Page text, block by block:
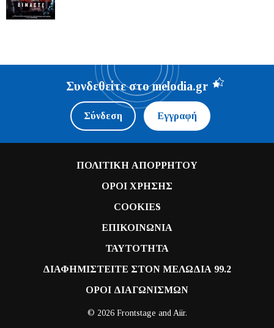
Συνδεθείτε στο melodia.gr
Σύνδεση Εγγραφή
ΠΟΛΙΤΙΚΗ ΑΠΟΡΡΗΤΟΥ
ΟΡΟΙ ΧΡΗΣΗΣ
COOKIES
ΕΠΙΚΟΙΝΩΝΙΑ
ΤΑΥΤΟΤΗΤΑ
ΔΙΑΦΗΜΙΣΤΕΙΤΕ ΣΤΟΝ ΜΕΛΩΔΙΑ 99.2
ΟΡΟΙ ΔΙΑΓΩΝΙΣΜΩΝ
© 2026 Frontstage and Aiir.